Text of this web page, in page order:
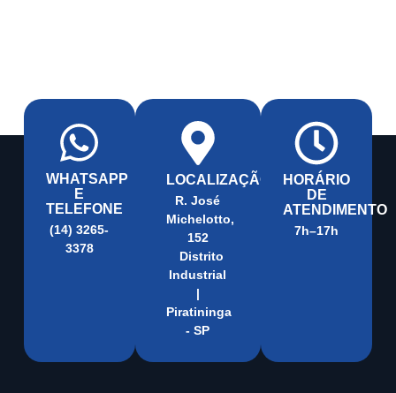
WHATSAPP
E
TELEFONE
(14) 3265-
3378
LOCALIZAÇÃO
R. José
Michelotto,
152
Distrito
Industrial
|
Piratininga
- SP
HORÁRIO
DE
ATENDIMENTO
7h–17h